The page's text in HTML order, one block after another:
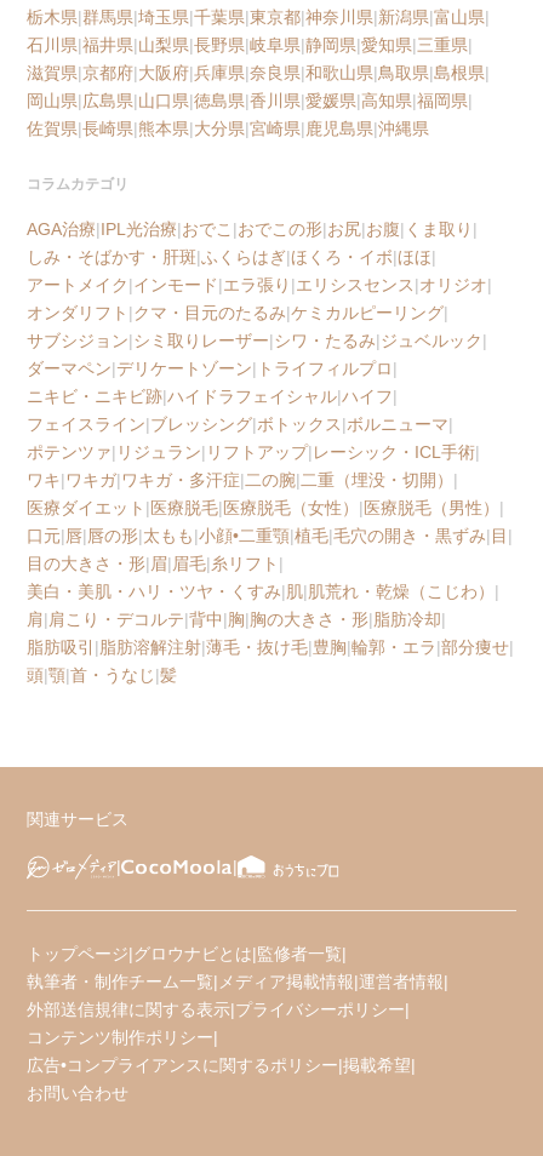
栃木県|群馬県|埼玉県|千葉県|東京都|神奈川県|新潟県|富山県|
石川県|福井県|山梨県|長野県|岐阜県|静岡県|愛知県|三重県|
滋賀県|京都府|大阪府|兵庫県|奈良県|和歌山県|鳥取県|島根県|
岡山県|広島県|山口県|徳島県|香川県|愛媛県|高知県|福岡県|
佐賀県|長崎県|熊本県|大分県|宮崎県|鹿児島県|沖縄県
コラムカテゴリ
AGA治療|IPL光治療|おでこ |おでこの形|お尻|お腹| くま取り |
しみ・そばかす・肝斑|ふくらはぎ|ほくろ・イボ|ほほ|
アートメイク|インモード|エラ張り |エリシスセンス|オリジオ|
オンダリフト |クマ・目元のたるみ|ケミカルピーリング|
サブシジョン|シミ取りレーザー|シワ・たるみ|ジュベルック|
ダーマペン|デリケートゾーン| トライフィルプロ|
ニキビ・ニキビ跡|ハイドラフェイシャル|ハイフ|
フェイスライン|ブレッシング|ボトックス|ボルニューマ|
ポテンツァ| リジュラン| リフトアップ|レーシック・ICL手術|
ワキ|ワキガ|ワキガ・多汗症|二の腕|二重（埋没・切開） |
医療ダイエット |医療脱毛|医療脱毛（女性） |医療脱毛（男性） |
口元|唇|唇の形|太もも|小顔•二重顎|植毛|毛穴の開き・黒ずみ|目 |
目の大きさ・形|眉|眉毛|糸リフト |
美白・美肌・ハリ・ツヤ・くすみ|肌|肌荒れ・乾燥（こじわ） |
肩|肩こり・デコルテ|背中|胸|胸の大きさ・形|脂肪冷却|
脂肪吸引 |脂肪溶解注射|薄毛・抜け毛|豊胸|輪郭・エラ|部分痩せ|
頭|顎|首・うなじ|髪
関連サービス
トップページ|グロウナビとは|監修者一覧|
執筆者・制作チーム一覧| メディア掲載情報|運営者情報|
外部送信規律に関する表示|プライバシーポリシー|
コンテンツ制作ポリシー|
広告•コンプライアンスに関するポリシー|掲載希望|
お問い合わせ